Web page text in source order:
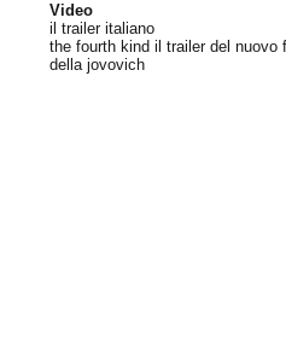
Video
il trailer italiano
the fourth kind il trailer del nuovo
della jovovich